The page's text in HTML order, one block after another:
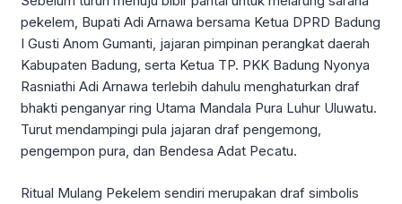
pekelem, Bupati Adi Arnawa bersama Ketua DPRD Badung
I Gusti Anom Gumanti, jajaran pimpinan perangkat daerah
Kabupaten Badung, serta Ketua TP. PKK Badung Nyonya
Rasniathi Adi Arnawa terlebih dahulu menghaturkan draf
bhakti penganyar ring Utama Mandala Pura Luhur Uluwatu.
Turut mendampingi pula jajaran draf pengemong,
pengempon pura, dan Bendesa Adat Pecatu.
Ritual Mulang Pekelem sendiri merupakan draf simbolis